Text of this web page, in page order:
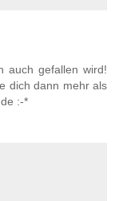
auch gefallen wird!
dich dann mehr als
:-*